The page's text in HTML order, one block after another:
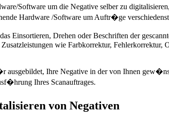
Software um die Negative selber zu
Hardware /Software um Auftr�ge
Einsortieren, Drehen oder Beschriften der
wie Farbkorrektur, Fehlerkorrektur,
ausgebildet, Ihre Negative in der von Ihnen
Ihres Scanauftrages.
von Negativen